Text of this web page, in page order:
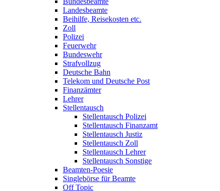
Landesbeamte
Beihilfe, Reisekosten etc.
Zoll
Polizei
Feuerwehr
Bundeswehr
Strafvollzug
Deutsche Bahn
Telekom und Deutsche Post
Finanzämter
Lehrer
Stellentausch
Stellentausch Polizei
Stellentausch Finanzamt
Stellentausch Justiz
Stellentausch Zoll
Stellentausch Lehrer
Stellentausch Sonstige
Beamten-Poesie
Singlebörse für Beamte
Off Topic